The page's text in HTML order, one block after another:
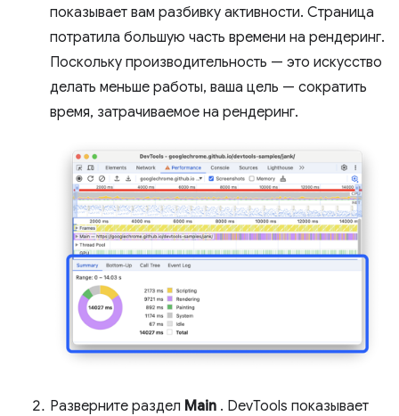
показывает вам разбивку активности. Страница
потратила большую часть времени на рендеринг.
Поскольку производительность — это искусство
делать меньше работы, ваша цель — сократить
время, затрачиваемое на рендеринг.
Разверните раздел Main . DevTools показывает